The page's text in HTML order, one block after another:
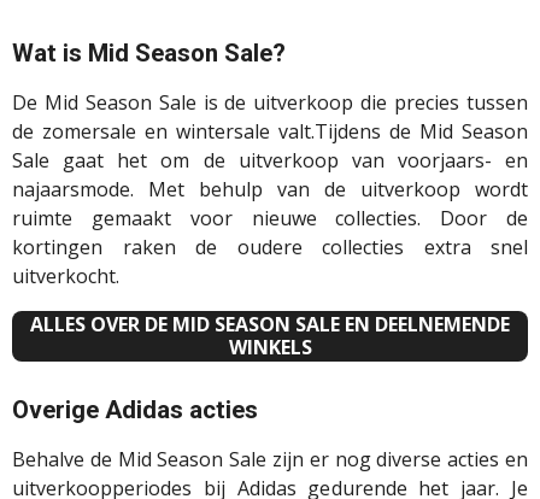
Wat is Mid Season Sale?
De Mid Season Sale is de uitverkoop die precies tussen
de zomersale en wintersale valt.Tijdens de Mid Season
Sale gaat het om de uitverkoop van voorjaars- en
najaarsmode. Met behulp van de uitverkoop wordt
ruimte gemaakt voor nieuwe collecties. Door de
kortingen raken de oudere collecties extra snel
uitverkocht.
ALLES OVER DE MID SEASON SALE EN DEELNEMENDE
WINKELS
Overige Adidas acties
Behalve de Mid Season Sale zijn er nog diverse acties en
uitverkoopperiodes bij Adidas gedurende het jaar. Je